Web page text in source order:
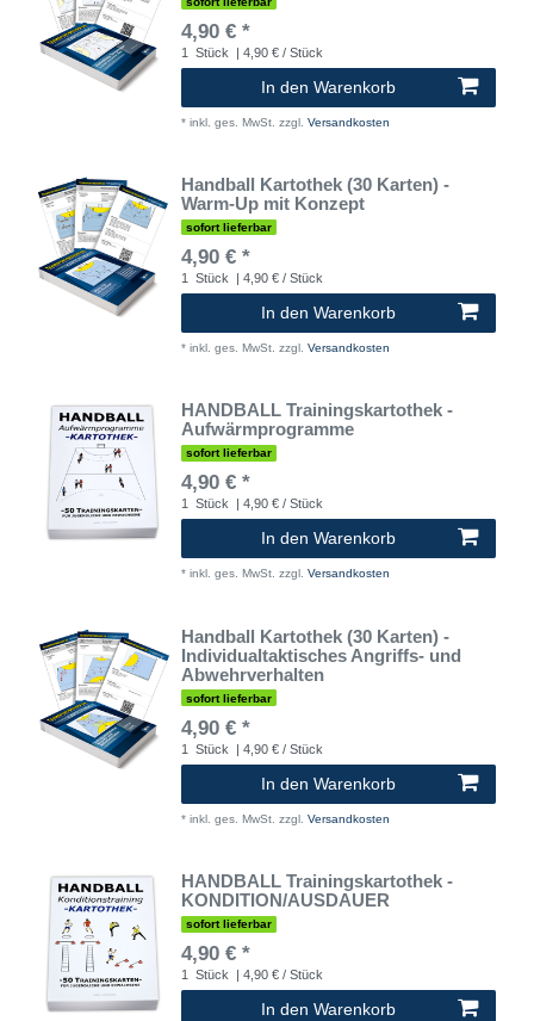
4,90 € *
1 Stück | 4,90 € / Stück
In den Warenkorb
* inkl. ges. MwSt. zzgl. Versandkosten
Handball Kartothek (30 Karten) -
Warm-Up mit Konzept
sofort lieferbar
4,90 € *
1 Stück | 4,90 € / Stück
In den Warenkorb
* inkl. ges. MwSt. zzgl. Versandkosten
HANDBALL Trainingskartothek -
Aufwärmprogramme
sofort lieferbar
4,90 € *
1 Stück | 4,90 € / Stück
In den Warenkorb
* inkl. ges. MwSt. zzgl. Versandkosten
Handball Kartothek (30 Karten) -
Individualtaktisches Angriffs- und
Abwehrverhalten
sofort lieferbar
4,90 € *
1 Stück | 4,90 € / Stück
In den Warenkorb
* inkl. ges. MwSt. zzgl. Versandkosten
HANDBALL Trainingskartothek -
KONDITION/AUSDAUER
sofort lieferbar
4,90 € *
1 Stück | 4,90 € / Stück
In den Warenkorb